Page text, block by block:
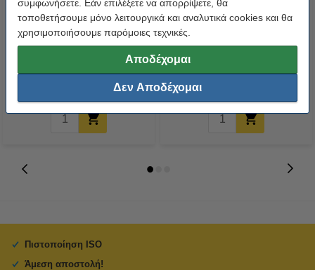
συμφωνήσετε. Εάν επιλέξετε να απορρίψετε, θα
τοποθετήσουμε μόνο λειτουργικά και αναλυτικά cookies και θα
χρησιμοποιήσουμε παρόμοιες τεχνικές.
Αποδέχομαι
Δεν Αποδέχομαι
Η έκδοση 123ink αντικαθιστά την
Ταινία Brother TZe-221 8m x
7,95 €
Η έκδοση 123ink αντικαθιστά τη
Ταινία Brother TZe-231 8m x
8,95 €
Πιστοποίηση ISO
Άμεση αποστολή!